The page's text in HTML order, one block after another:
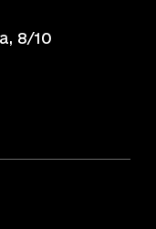
8/10